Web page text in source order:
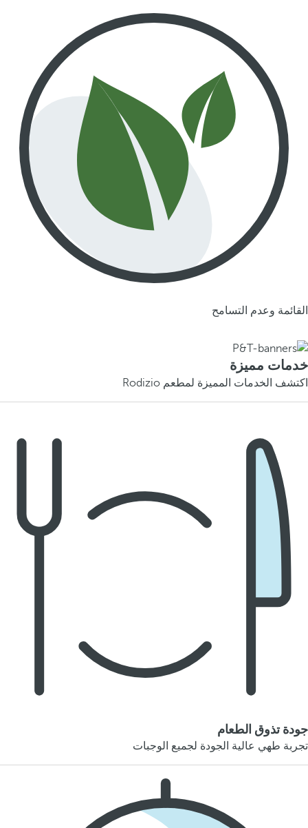
القائمة وعدم التسامح
خدمات مميزة
اكتشف الخدمات المميزة لمطعم Rodizio
جودة تذوق الطعام
تجربة طهي عالية الجودة لجميع الوجبات